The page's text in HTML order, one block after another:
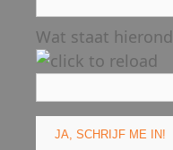
Wat staat